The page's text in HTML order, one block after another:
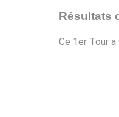
Résultats
Ce 1er Tour